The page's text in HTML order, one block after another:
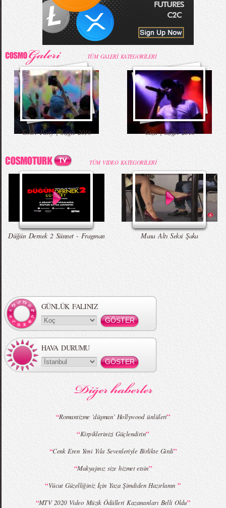
TÜM GALERİ KATEGORİLERİ
Color Party | Sziget 2016 Ceza | Sziget 2016
TÜM VIDEO KATEGORİLERİ
Düğün Dernek 2 Sünnet - Fragman Masa Altı Seksi Şaka
GÜNLÜK FALINIZ
HAVA DURUMU
“Romantizme ‘düşman’ Hollywood ünlüleri”
“Kirpiklerinizi Güçlendirin”
“Cenk Eren Yeni Yıla Sevenleriyle Birlikte Girdi”
“Makyajınız size hizmet etsin”
“Vücut Güzelliğiniz İçin Yaza Şimdiden Hazırlanın”
“MTV 2020 Video Müzik Ödülleri Kazananları Belli Oldu”